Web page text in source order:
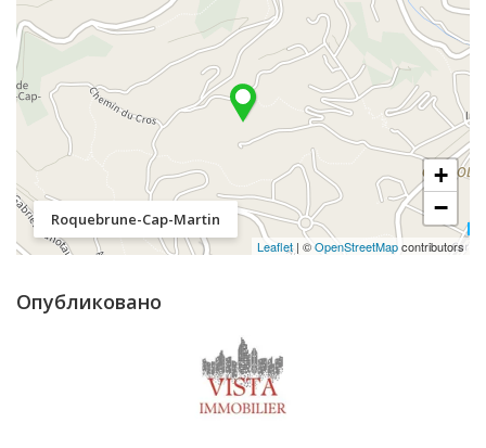
Roquebrune-Cap-Martin
+
−
Leaflet | ©OpenStreetMapcontributors
Опубликовано